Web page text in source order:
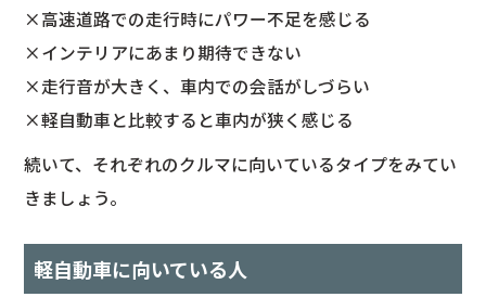
×高速道路での走行時にパワー不足を感じる
×インテリアにあまり期待できない
×走行音が大きく、車内での会話がしづらい
×軽自動車と比較すると車内が狭く感じる
続いて、それぞれのクルマに向いているタイプをみてい
きましょう。
軽自動車に向いている人